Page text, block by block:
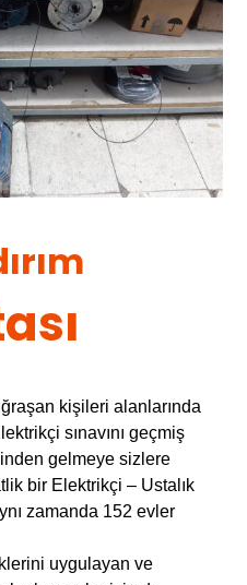
kişileri alanlarında
sınavını geçmiş
gelmeye sizlere
bir Elektrikçi – Ustalık
zamanda 152 evler
uygulayan ve